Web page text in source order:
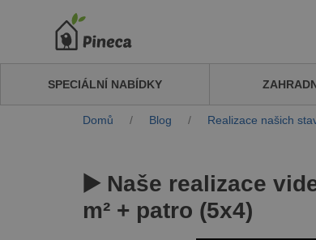
SPECIÁLNÍ NABÍDKY
Domů / Blog / Realizace našich
▶️ Naše realizace
m² + patro (5x4)